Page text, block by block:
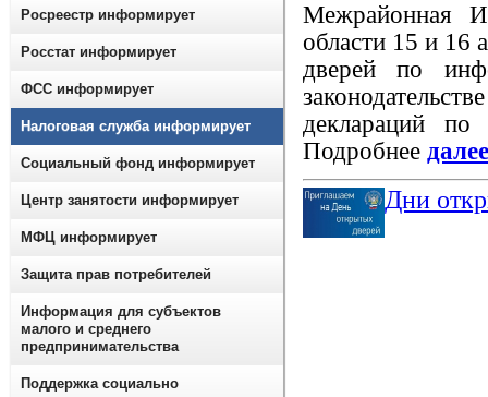
Межрайонная
области 15 и 16
дверей по
деклараций
Подробнее далее
Дни
Росреестр информирует
Росстат информирует
ФСС информирует
Налоговая служба информирует
Социальный фонд информирует
Центр занятости информирует
МФЦ информирует
Защита прав потребителей
Информация для субъектов
малого и среднего
предпринимательства
Поддержка социально